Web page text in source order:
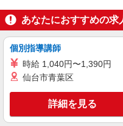
あなたにおすすめの求
個別指導講師
時給 1,040円〜1,390円
仙台市青葉区
詳細を見る